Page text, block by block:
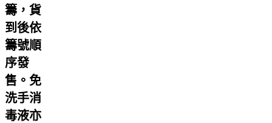
籌，貨
到後依
籌號順
序發
售。免
洗手消
毒液亦